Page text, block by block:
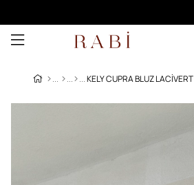
KELY CUPRA BLUZ LACIVERT